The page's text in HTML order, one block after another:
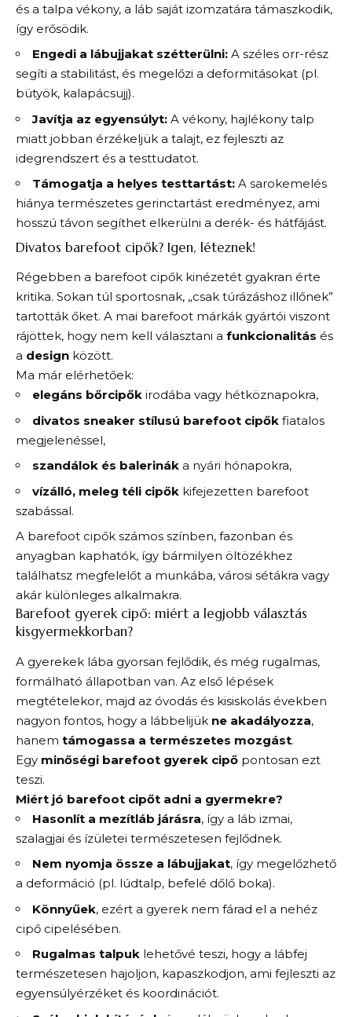
és a talpa vékony, a láb saját izomzatára támaszkodik,
így erősödik.
Engedi a lábujjakat szétterülni: A széles orr-rész
segíti a stabilitást, és megelőzi a deformitásokat (pl.
bütyök, kalapácsujj).
Javítja az egyensúlyt: A vékony, hajlékony talp
miatt jobban érzékeljük a talajt, ez fejleszti az
idegrendszert és a testtudatot.
Támogatja a helyes testtartást: A sarokemelés
hiánya természetes gerinctartást eredményez, ami
hosszú távon segíthet elkerülni a derék- és hátfájást.
Divatos barefoot cipők? Igen, léteznek!
Régebben a barefoot cipők kinézetét gyakran érte
kritika. Sokan túl sportosnak, „csak túrázáshoz illőnek”
tartották őket. A mai barefoot márkák gyártói viszont
rájöttek, hogy nem kell választani a funkcionalitás és
a design között.
Ma már elérhetőek:
elegáns bőrcipők irodába vagy hétköznapokra,
divatos sneaker stílusú barefoot cipők fiatalos
megjelenéssel,
szandálok és balerinák a nyári hónapokra,
vízálló, meleg téli cipők kifejezetten barefoot
szabással.
A barefoot cipők számos színben, fazonban és
anyagban kaphatók, így bármilyen öltözékhez
találhatsz megfelelőt a munkába, városi sétákra vagy
akár különleges alkalmakra.
Barefoot gyerek cipő: miért a legjobb választás
kisgyermekkorban?
A gyerekek lába gyorsan fejlődik, és még rugalmas,
formálható állapotban van. Az első lépések
megtételekor, majd az óvodás és kisiskolás években
nagyon fontos, hogy a lábbelijük ne akadályozza,
hanem támogassa a természetes mozgást.
Egy minőségi barefoot gyerek cipő pontosan ezt
teszi.
Miért jó barefoot cipőt adni a gyermekre?
Hasonlít a mezítláb járásra, így a láb izmai,
szalagjai és ízületei természetesen fejlődnek.
Nem nyomja össze a lábujjakat, így megelőzhető
a deformáció (pl. lúdtalp, befelé dőlő boka).
Könnyűek, ezért a gyerek nem fárad el a nehéz
cipő cipelésében.
Rugalmas talpuk lehetővé teszi, hogy a lábfej
természetesen hajoljon, kapaszkodjon, ami fejleszti az
egyensúlyérzéket és koordinációt.